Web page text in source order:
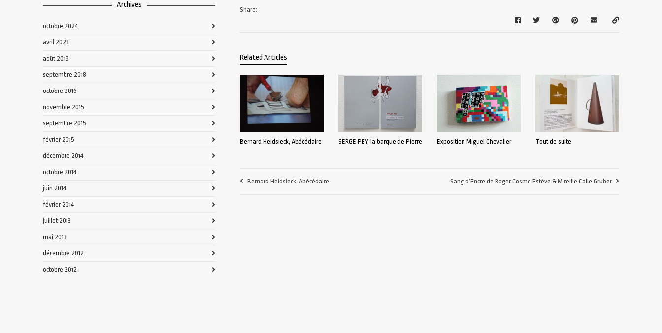
Share:
Related Articles
Bernard Heidsieck, Abécédaire SERGE PEY, la barque de Pierre Exposition Miguel Chevalier Tout de suite
Bernard Heidsieck, Abécédaire Sang d’Encre de Roger Cosme Estève & Mireille Calle Gruber
Archives
octobre 2024
avril 2023
août 2019
septembre 2018
octobre 2016
novembre 2015
septembre 2015
février 2015
décembre 2014
octobre 2014
juin 2014
février 2014
juillet 2013
mai 2013
décembre 2012
octobre 2012